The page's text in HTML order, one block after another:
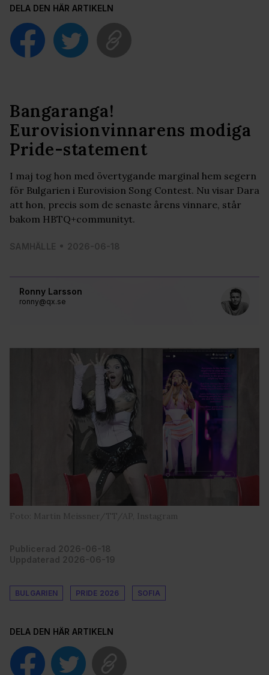
DELA DEN HÄR ARTIKELN
Ronny Larsson
ronny@qx.se
Bangaranga!
Eurovisionvinnarens modiga
Pride-statement
I maj tog hon med övertygande marginal hem segern
för Bulgarien i Eurovision Song Contest. Nu visar Dara
att hon, precis som de senaste årens vinnare, står
bakom HBTQ+communityt.
SAMHÄLLE 2026-06-18
Foto: Martin Meissner/TT/AP, Instagram
Publicerad 2026-06-18
Uppdaterad 2026-06-19
BULGARIEN PRIDE 2026 SOFIA
DELA DEN HÄR ARTIKELN